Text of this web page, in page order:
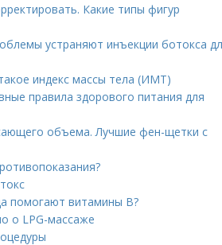
Какие типы фигур
устраняют инъекции ботокса
индекс массы тела (ИМТ)
правила здорового питания для
объема. Лучшие фен-щетки с
помогают витамины B?
о LPG-массаже